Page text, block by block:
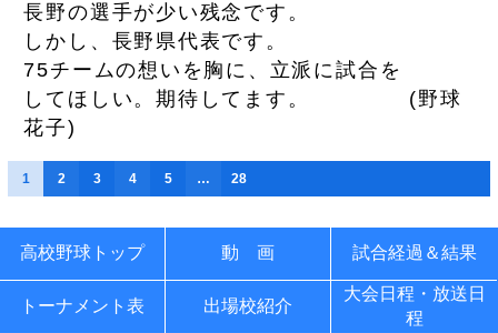
長野の選手が少い残念です。
しかし、長野県代表です。
75チームの想いを胸に、立派に試合を
してほしい。期待してます。
(野球
花子)
1 2 3 4 5 … 28
高校野球トップ 動 画 試合経過＆結果
トーナメント表 出場校紹介
大会日程・放送日
程